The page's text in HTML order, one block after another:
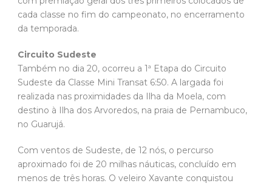
cada classe no fim do campeonato, no encerramento
da temporada.
Circuito Sudeste
Também no dia 20, ocorreu a 1ª Etapa do Circuito
Sudeste da Classe Mini Transat 6:50. A largada foi
realizada nas proximidades da Ilha da Moela, com
destino à Ilha dos Arvoredos, na praia de Pernambuco,
no Guarujá.
Com ventos de Sudeste, de 12 nós, o percurso
aproximado foi de 20 milhas náuticas, concluído em
menos de três horas. O veleiro Xavante conquistou